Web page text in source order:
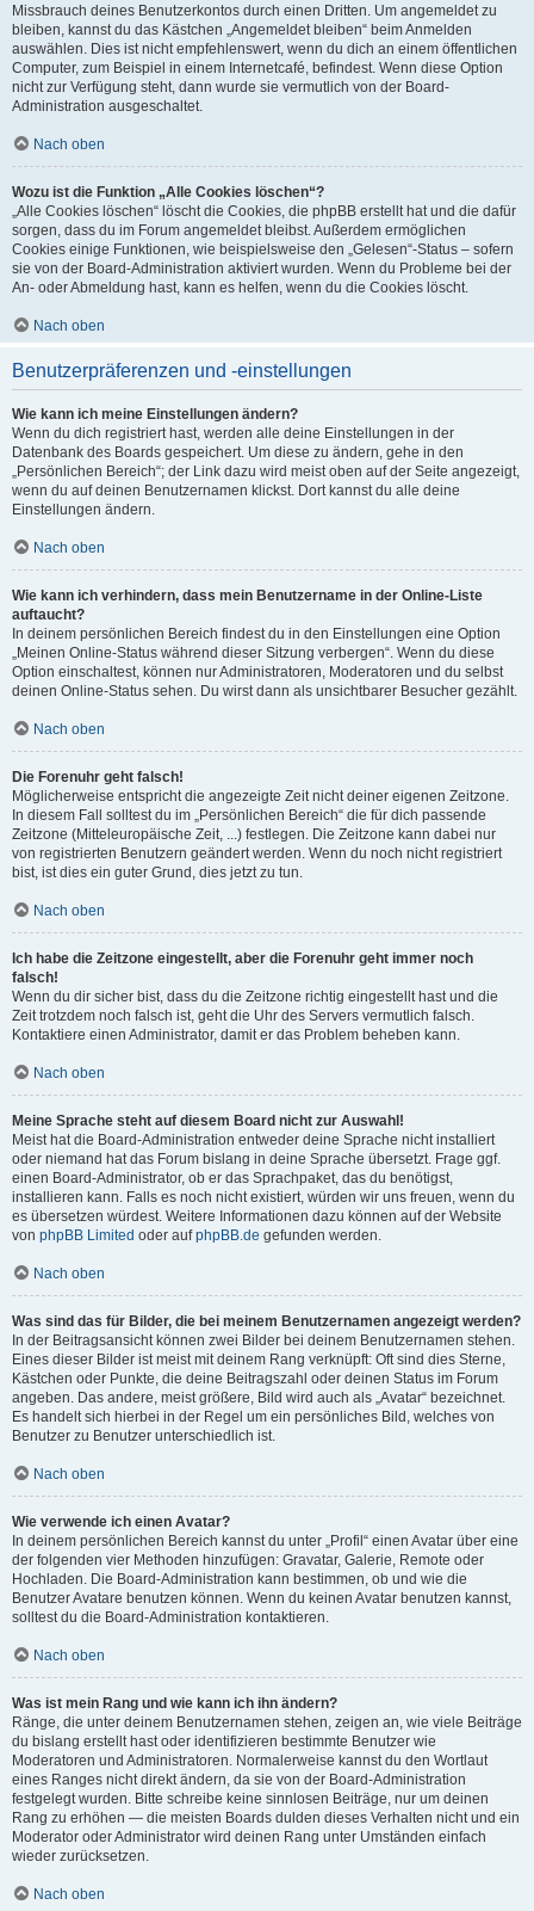
Missbrauch deines Benutzerkontos durch einen Dritten. Um angemeldet zu
bleiben, kannst du das Kästchen „Angemeldet bleiben“ beim Anmelden
auswählen. Dies ist nicht empfehlenswert, wenn du dich an einem öffentlichen
Computer, zum Beispiel in einem Internetcafé, befindest. Wenn diese Option
nicht zur Verfügung steht, dann wurde sie vermutlich von der Board-
Administration ausgeschaltet.
Nach oben
Wozu ist die Funktion „Alle Cookies löschen“?
„Alle Cookies löschen“ löscht die Cookies, die phpBB erstellt hat und die dafür
sorgen, dass du im Forum angemeldet bleibst. Außerdem ermöglichen
Cookies einige Funktionen, wie beispielsweise den „Gelesen“-Status – sofern
sie von der Board-Administration aktiviert wurden. Wenn du Probleme bei der
An- oder Abmeldung hast, kann es helfen, wenn du die Cookies löscht.
Nach oben
Benutzerpräferenzen und -einstellungen
Wie kann ich meine Einstellungen ändern?
Wenn du dich registriert hast, werden alle deine Einstellungen in der
Datenbank des Boards gespeichert. Um diese zu ändern, gehe in den
„Persönlichen Bereich“; der Link dazu wird meist oben auf der Seite angezeigt,
wenn du auf deinen Benutzernamen klickst. Dort kannst du alle deine
Einstellungen ändern.
Nach oben
Wie kann ich verhindern, dass mein Benutzername in der Online-Liste
auftaucht?
In deinem persönlichen Bereich findest du in den Einstellungen eine Option
„Meinen Online-Status während dieser Sitzung verbergen“. Wenn du diese
Option einschaltest, können nur Administratoren, Moderatoren und du selbst
deinen Online-Status sehen. Du wirst dann als unsichtbarer Besucher gezählt.
Nach oben
Die Forenuhr geht falsch!
Möglicherweise entspricht die angezeigte Zeit nicht deiner eigenen Zeitzone.
In diesem Fall solltest du im „Persönlichen Bereich“ die für dich passende
Zeitzone (Mitteleuropäische Zeit, ...) festlegen. Die Zeitzone kann dabei nur
von registrierten Benutzern geändert werden. Wenn du noch nicht registriert
bist, ist dies ein guter Grund, dies jetzt zu tun.
Nach oben
Ich habe die Zeitzone eingestellt, aber die Forenuhr geht immer noch
falsch!
Wenn du dir sicher bist, dass du die Zeitzone richtig eingestellt hast und die
Zeit trotzdem noch falsch ist, geht die Uhr des Servers vermutlich falsch.
Kontaktiere einen Administrator, damit er das Problem beheben kann.
Nach oben
Meine Sprache steht auf diesem Board nicht zur Auswahl!
Meist hat die Board-Administration entweder deine Sprache nicht installiert
oder niemand hat das Forum bislang in deine Sprache übersetzt. Frage ggf.
einen Board-Administrator, ob er das Sprachpaket, das du benötigst,
installieren kann. Falls es noch nicht existiert, würden wir uns freuen, wenn du
es übersetzen würdest. Weitere Informationen dazu können auf der Website
von phpBB Limited oder aufphpBB.de gefunden werden.
Nach oben
Was sind das für Bilder, die bei meinem Benutzernamen angezeigt werden?
In der Beitragsansicht können zwei Bilder bei deinem Benutzernamen stehen.
Eines dieser Bilder ist meist mit deinem Rang verknüpft: Oft sind dies Sterne,
Kästchen oder Punkte, die deine Beitragszahl oder deinen Status im Forum
angeben. Das andere, meist größere, Bild wird auch als „Avatar“ bezeichnet.
Es handelt sich hierbei in der Regel um ein persönliches Bild, welches von
Benutzer zu Benutzer unterschiedlich ist.
Nach oben
Wie verwende ich einen Avatar?
In deinem persönlichen Bereich kannst du unter „Profil“ einen Avatar über eine
der folgenden vier Methoden hinzufügen: Gravatar, Galerie, Remote oder
Hochladen. Die Board-Administration kann bestimmen, ob und wie die
Benutzer Avatare benutzen können. Wenn du keinen Avatar benutzen kannst,
solltest du die Board-Administration kontaktieren.
Nach oben
Was ist mein Rang und wie kann ich ihn ändern?
Ränge, die unter deinem Benutzernamen stehen, zeigen an, wie viele Beiträge
du bislang erstellt hast oder identifizieren bestimmte Benutzer wie
Moderatoren und Administratoren. Normalerweise kannst du den Wortlaut
eines Ranges nicht direkt ändern, da sie von der Board-Administration
festgelegt wurden. Bitte schreibe keine sinnlosen Beiträge, nur um deinen
Rang zu erhöhen — die meisten Boards dulden dieses Verhalten nicht und ein
Moderator oder Administrator wird deinen Rang unter Umständen einfach
wieder zurücksetzen.
Nach oben